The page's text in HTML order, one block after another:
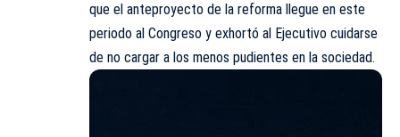
que el anteproyecto de la reforma llegue en este
periodo al Congreso y exhortó al Ejecutivo cuidarse
de no cargar a los menos pudientes en la sociedad.